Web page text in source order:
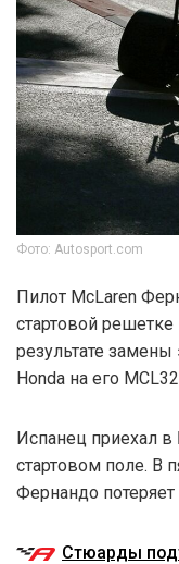
Фото: Autosport.com
Пилот McLaren
стартовой
результате
Honda на его
Испанец приехал в
стартовом поле. В
Фернандо
Стюарды